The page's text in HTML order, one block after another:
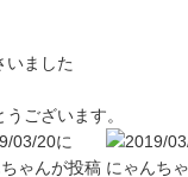
いました
ございます。